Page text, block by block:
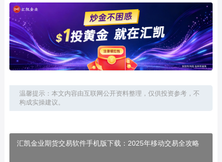
温馨提示：本文内容由互联网公开资料整理，仅供投资参考，不
构成实操建议。
汇凯金业期货交易软件手机版下载：2025年移动交易全攻略